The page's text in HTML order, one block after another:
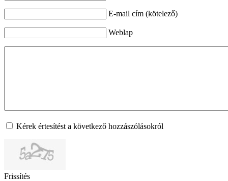
E-mail cím (kötelező)
Weblap
Kérek értesítést a következő hozzászólásokról
Frissítés